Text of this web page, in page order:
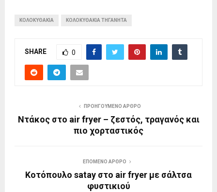
ΚΟΛΟΚΥΘΑΚΙΑ ΚΟΛΟΚΥΘΑΚΙΑ ΤΗΓΑΝΗΤΑ
SHARE 0
ΠΡΟΗΓΟΎΜΕΝΟ ΆΡΘΡΟ
Ντάκος στο air fryer – ζεστός, τραγανός και
πιο χορταστικός
ΕΠΌΜΕΝΟ ΆΡΘΡΟ
Κοτόπουλο satay στο air fryer με σάλτσα
φυστικιού